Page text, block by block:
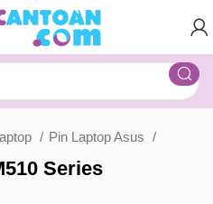
Pin Laptop Asus
Series